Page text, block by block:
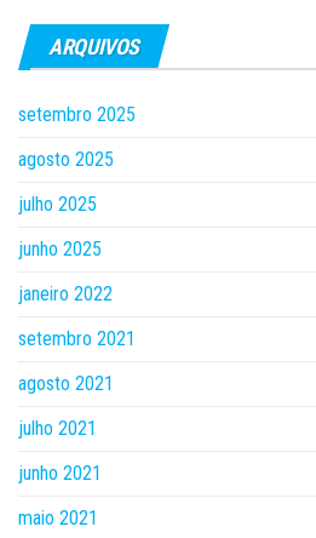
ARQUIVOS
setembro 2025
agosto 2025
julho 2025
junho 2025
janeiro 2022
setembro 2021
agosto 2021
julho 2021
junho 2021
maio 2021